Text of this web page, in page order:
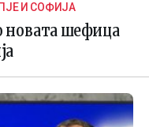
И СОФИЈА
новата шефица